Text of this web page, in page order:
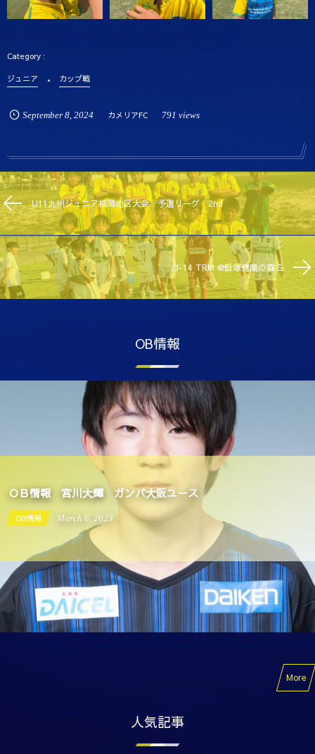
ジュニア カップ戦
September 8, 2024 カメリアFC 791 views
U11九州ジュニア福岡地区大会 予選リーグ 2nd
U-14 TRM @飯塚健康の森Ｇ
OB情報
ＯＢ情報 宮川大輝 ガンバ大阪ユース
OB情報 March 6 2023
More
人気記事